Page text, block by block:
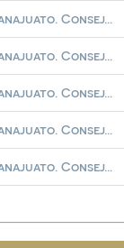
Consej...
Consej...
Consej...
Consej...
Consej...